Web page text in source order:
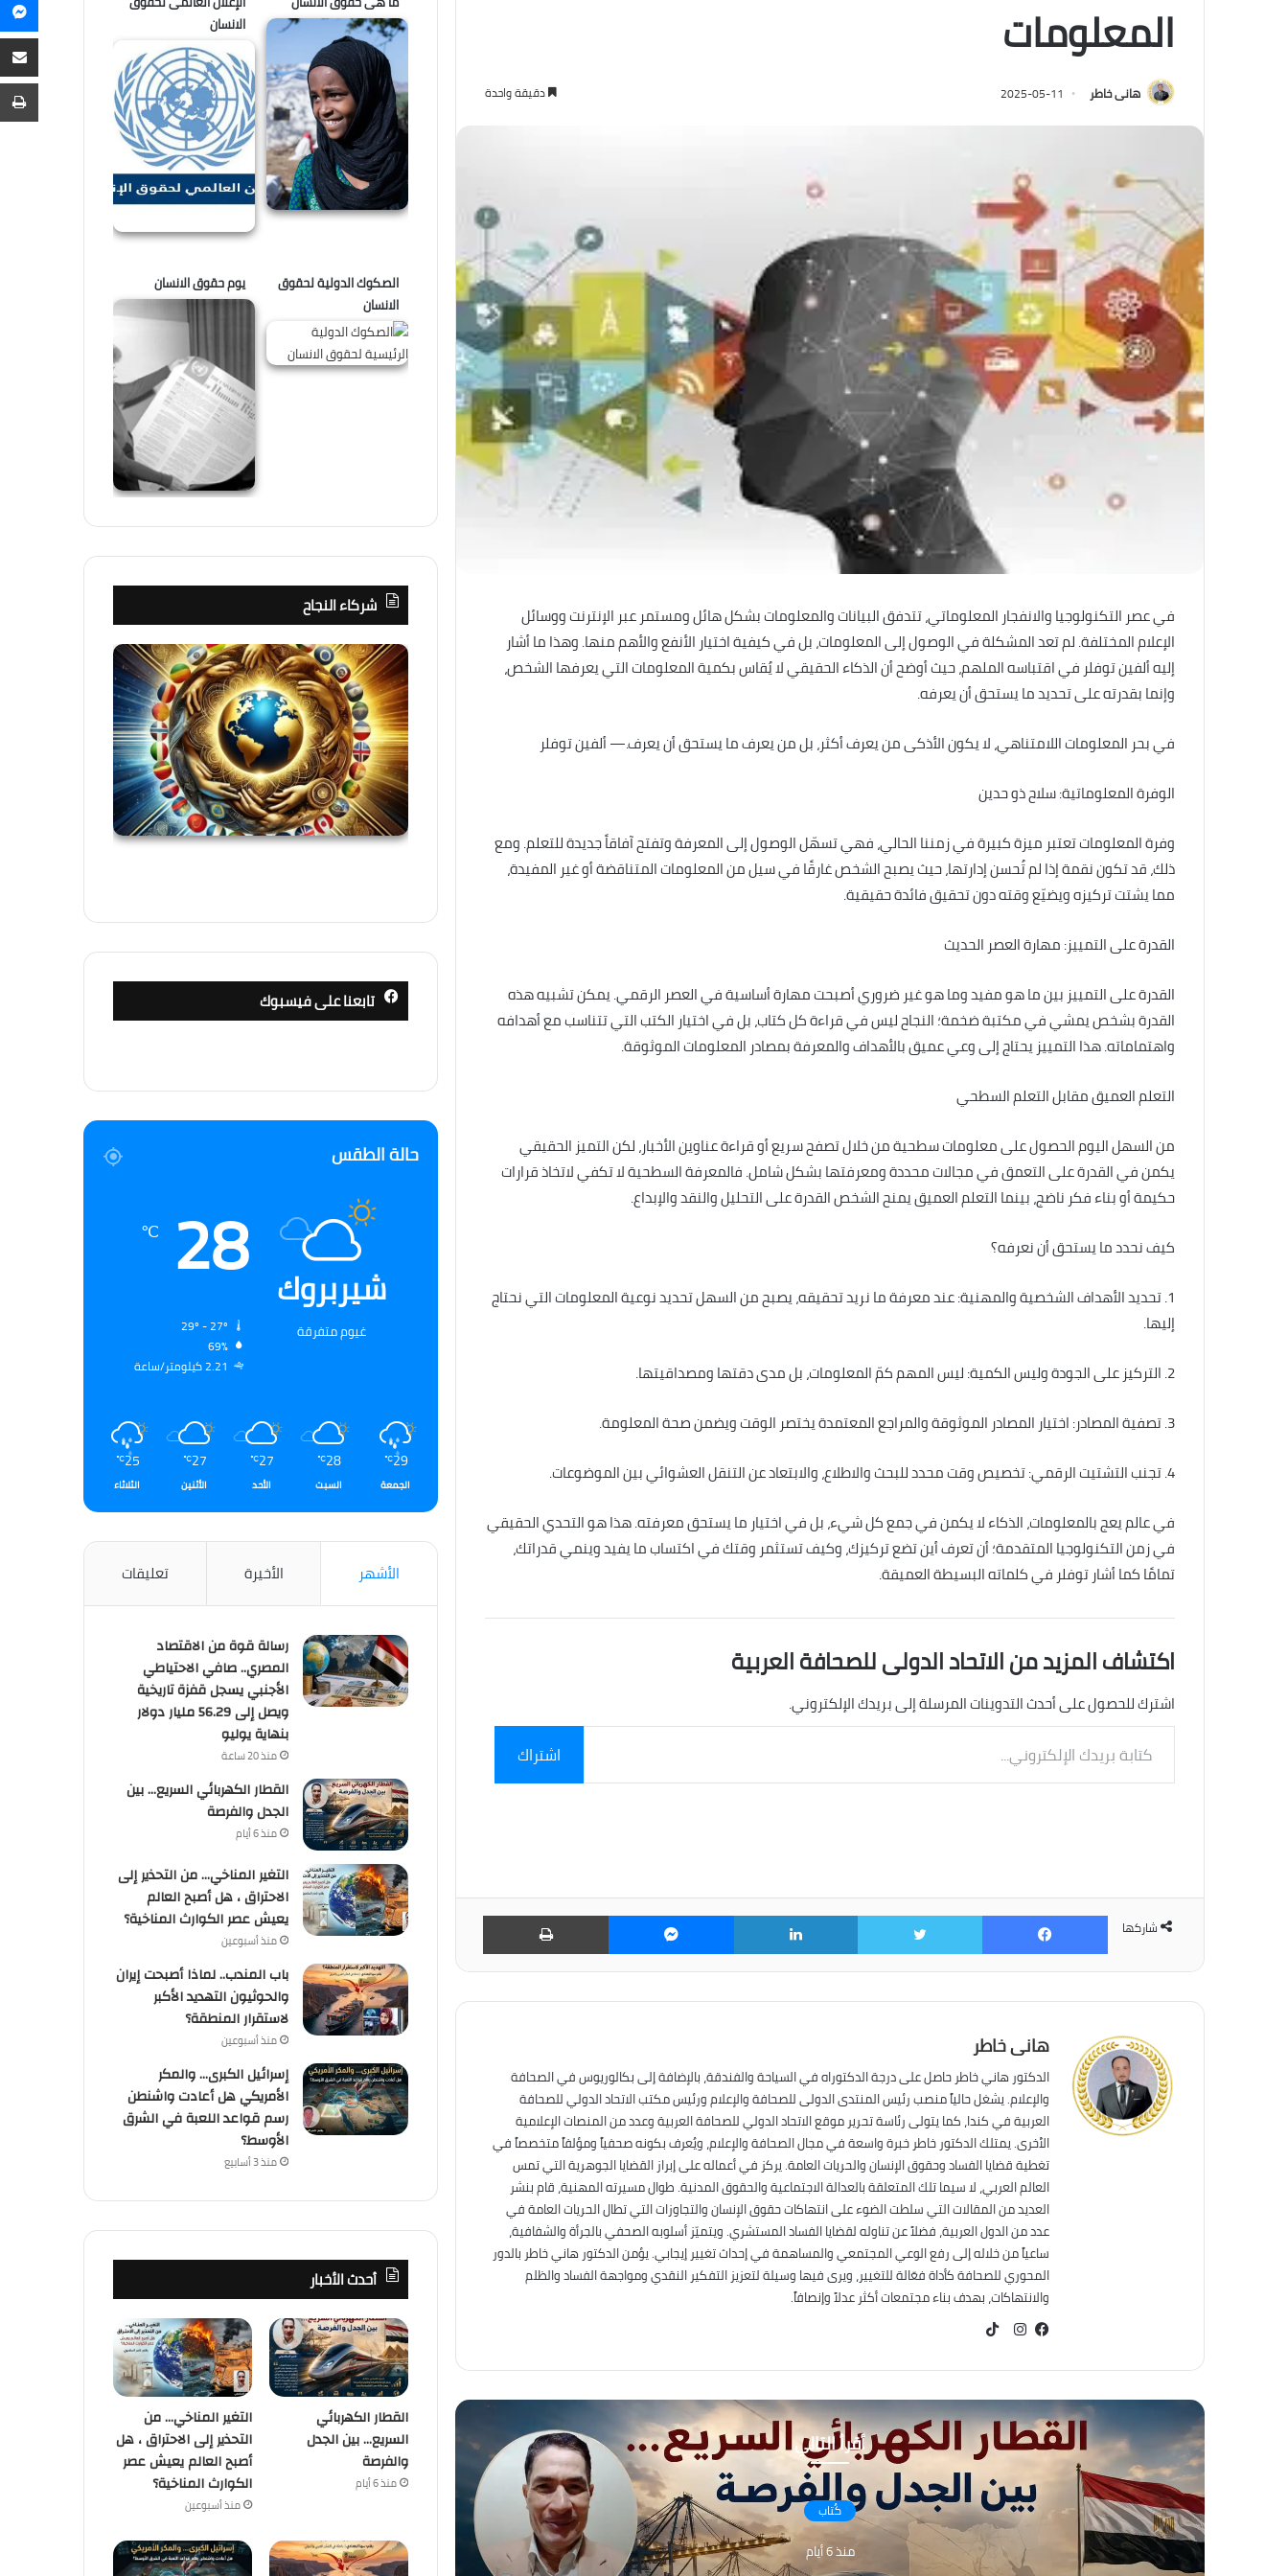
المعلومات
هانى خاطر 2025-05-11 دقيقة واحدة
في عصر التكنولوجيا والانفجار المعلوماتي، تتدفق البيانات والمعلومات بشكل هائل ومستمر عبر الإنترنت ووسائل
الإعلام المختلفة. لم تعد المشكلة في الوصول إلى المعلومات، بل في كيفية اختيار الأنفع والأهم منها. وهذا ما أشار
إليه ألفين توفلر في اقتباسه الملهم، حيث أوضح أن الذكاء الحقيقي لا يُقاس بكمية المعلومات التي يعرفها الشخص،
وإنما بقدرته على تحديد ما يستحق أن يعرفه.
في بحر المعلومات اللامتناهي، لا يكون الأذكى من يعرف أكثر، بل من يعرف ما يستحق أن يعرف.— ألفين توفلر
الوفرة المعلوماتية: سلاح ذو حدين
وفرة المعلومات تعتبر ميزة كبيرة في زمننا الحالي، فهي تسهّل الوصول إلى المعرفة وتفتح آفاقاً جديدة للتعلم. ومع
ذلك، قد تكون نقمة إذا لم تُحسن إدارتها، حيث يصبح الشخص غارقًا في سيل من المعلومات المتناقضة أو غير المفيدة،
مما يشتت تركيزه ويضيّع وقته دون تحقيق فائدة حقيقية.
القدرة على التمييز: مهارة العصر الحديث
القدرة على التمييز بين ما هو مفيد وما هو غير ضروري أصبحت مهارة أساسية في العصر الرقمي. يمكن تشبيه هذه
القدرة بشخص يمشي في مكتبة ضخمة؛ النجاح ليس في قراءة كل كتاب، بل في اختيار الكتب التي تتناسب مع أهدافه
واهتماماته. هذا التمييز يحتاج إلى وعي عميق بالأهداف والمعرفة بمصادر المعلومات الموثوقة.
التعلم العميق مقابل التعلم السطحي
من السهل اليوم الحصول على معلومات سطحية من خلال تصفح سريع أو قراءة عناوين الأخبار، لكن التميز الحقيقي
يكمن في القدرة على التعمق في مجالات محددة ومعرفتها بشكل شامل. فالمعرفة السطحية لا تكفي لاتخاذ قرارات
حكيمة أو بناء فكر ناضج، بينما التعلم العميق يمنح الشخص القدرة على التحليل والنقد والإبداع.
كيف نحدد ما يستحق أن نعرفه؟
1. تحديد الأهداف الشخصية والمهنية: عند معرفة ما نريد تحقيقه، يصبح من السهل تحديد نوعية المعلومات التي نحتاج
إليها.
2. التركيز على الجودة وليس الكمية: ليس المهم كمّ المعلومات، بل مدى دقتها ومصداقيتها.
3. تصفية المصادر: اختيار المصادر الموثوقة والمراجع المعتمدة يختصر الوقت ويضمن صحة المعلومة.
4. تجنب التشتيت الرقمي: تخصيص وقت محدد للبحث والاطلاع، والابتعاد عن التنقل العشوائي بين الموضوعات.
في عالم يعج بالمعلومات، الذكاء لا يكمن في جمع كل شيء، بل في اختيار ما يستحق معرفته. هذا هو التحدي الحقيقي
في زمن التكنولوجيا المتقدمة؛ أن تعرف أين تضع تركيزك، وكيف تستثمر وقتك في اكتساب ما يفيد وينمي قدراتك،
تمامًا كما أشار توفلر في كلماته البسيطة العميقة.
اكتشاف المزيد من الاتحاد الدولى للصحافة العربية
اشترك للحصول على أحدث التدوينات المرسلة إلى بريدك الإلكتروني.
الإلكتروني...
اشتراك
شاركها
هانى خاطر
الدكتور هاني خاطر حاصل على درجة الدكتوراه في السياحة والفندقة، بالإضافة إلى بكالوريوس في الصحافة
والإعلام. يشغل حالياً منصب رئيس المنتدى الدولى للصحافة والإعلام ورئيس مكتب الاتحاد الدولي للصحافة
العربية في كندا، كما يتولى رئاسة تحرير موقع الاتحاد الدولي للصحافة العربية وعدد من المنصات الإعلامية
الأخرى. يمتلك الدكتور خاطر خبرة واسعة في مجال الصحافة والإعلام، ويُعرف بكونه صحفياً ومؤلفاً متخصصاً في
تغطية قضايا الفساد وحقوق الإنسان والحريات العامة. يركز في أعماله على إبراز القضايا الجوهرية التي تمس
العالم العربي، لا سيما تلك المتعلقة بالعدالة الاجتماعية والحقوق المدنية. طوال مسيرته المهنية، قام بنشر
العديد من المقالات التي سلطت الضوء على انتهاكات حقوق الإنسان والتجاوزات التي تطال الحريات العامة في
عدد من الدول العربية، فضلاً عن تناوله لقضايا الفساد المستشري. ويتميّز أسلوبه الصحفي بالجرأة والشفافية،
ساعياً من خلاله إلى رفع الوعي المجتمعي والمساهمة في إحداث تغيير إيجابي. يؤمن الدكتور هاني خاطر بالدور
المحوري للصحافة كأداة فعّالة للتغيير، ويرى فيها وسيلة لتعزيز التفكير النقدي ومواجهة الفساد والظلم
والانتهاكات، بهدف بناء مجتمعات أكثر عدلاً وإنصافاً.
أقرأ التالي
كُتاب
منذ 6 أيام
الانسان
الصكوك الدولية لحقوق
الانسان
يوم حقوق الانسان
شركاء النجاح
تابعنا على فيسبوك
حالة الطقس
شيربروك
غيوم متفرقة
28
℃
69%
2.21 كيلومتر/ساعة
29
℃
الجمعة
28
℃
السبت
27
℃
الأحد
27
℃
الأثنين
25
℃
الثلاثاء
الأشهر الأخيرة تعليقات
رسالة قوة من الاقتصاد
المصري.. صافي الاحتياطي
الأجنبي يسجل قفزة تاريخية
ويصل إلى 56.29 مليار دولار
بنهاية يوليو
منذ 20 ساعة
القطار الكهربائي السريع… بين
الجدل والفرصة
منذ 6 أيام
التغير المناخي… من التحذير إلى
الاحتراق ، هل أصبح العالم
يعيش عصر الكوارث المناخية؟
منذ أسبوعين
باب المندب.. لماذا أصبحت إيران
والحوثيون التهديد الأكبر
لاستقرار المنطقة؟
منذ أسبوعين
إسرائيل الكبرى… والمكر
الأمريكي هل أعادت واشنطن
رسم قواعد اللعبة في الشرق
الأوسط؟
منذ 3 أسابيع
أحدث الأخبار
القطار الكهربائي
السريع… بين الجدل
والفرصة
منذ 6 أيام
التغير المناخي… من
التحذير إلى الاحتراق ، هل
أصبح العالم يعيش عصر
الكوارث المناخية؟
منذ أسبوعين